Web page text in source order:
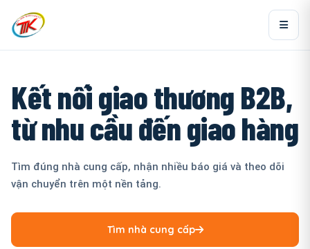
Kết nối giao thương B2B,
từ nhu cầu đến giao hàng
Tìm đúng nhà cung cấp, nhận nhiều báo giá và theo dõi
vận chuyển trên một nền tảng.
Tìm nhà cung cấp